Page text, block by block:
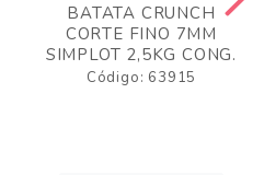
BATATA CRUNCH
CORTE FINO 7MM
SIMPLOT 2,5KG CONG.
Código: 63915